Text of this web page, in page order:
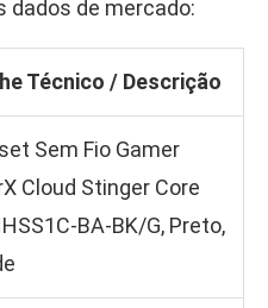
dados de mercado:
Técnico / Descrição
Sem Fio Gamer
Cloud Stinger Core
BA-BK/G, Preto,